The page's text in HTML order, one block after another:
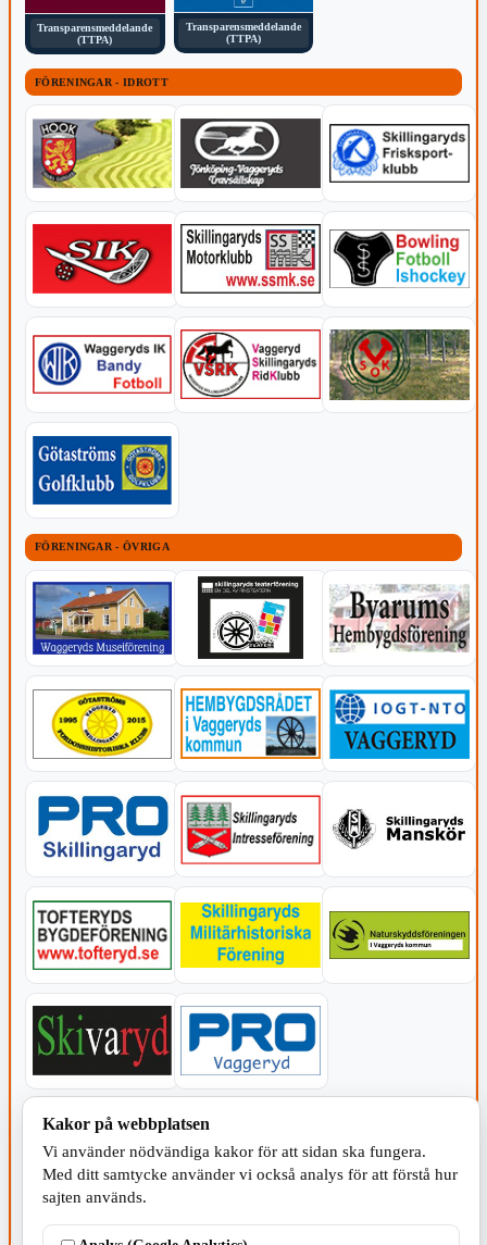
Transparensmeddelande
(TTPA)
Transparensmeddelande
(TTPA)
FÖRENINGAR - IDROTT
FÖRENINGAR - ÖVRIGA
KOMMUNEN
Kakor på webbplatsen
Vi använder nödvändiga kakor för att sidan ska fungera.
Med ditt samtycke använder vi också analys för att förstå hur
sajten används.